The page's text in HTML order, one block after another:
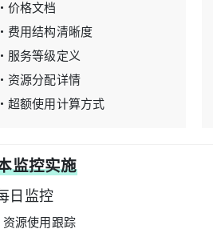
• 价格文档
• 费用结构清晰度
• 服务等级定义
• 资源分配详情
• 超额使用计算方式
监控实施
日监控
资源使用跟踪